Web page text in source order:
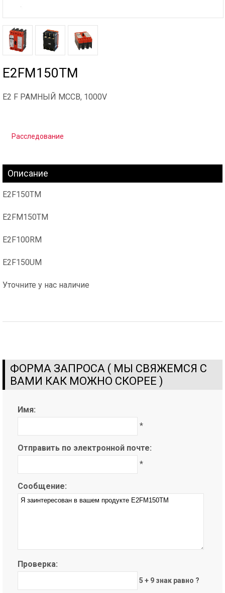
E2FM150TM
E2 F РАМНЫЙ MCCB, 1000V
Расследование
Описание
E2F150TM
E2FM150TM
E2F100RM
E2F150UM
Уточните у нас наличие
ФОРМА ЗАПРОСА ( МЫ СВЯЖЕМСЯ С
ВАМИ КАК МОЖНО СКОРЕЕ )
Имя:
*
Отправить по электронной почте:
*
Сообщение:
Проверка:
5 + 9 знак равно ?